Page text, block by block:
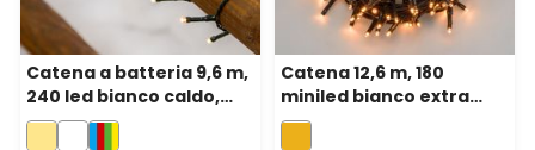
Catena a batteria 9,6 m,
240 led bianco caldo,
cavo verde
Catena 12,6 m, 180
miniled bianco extra
caldo, cavo verde